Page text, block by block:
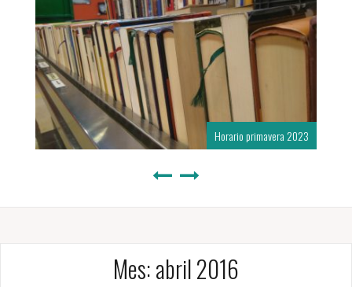
Horario primavera 2023
Mes:abril 2016